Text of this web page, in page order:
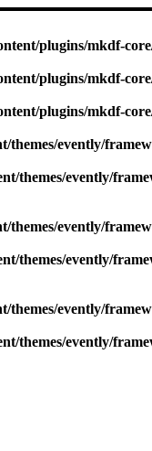
plugins/mkdf-
plugins/mkdf-
plugins/mkdf-
themes/evently/
themes/evently/
themes/evently/
themes/evently/
themes/evently/
themes/evently/